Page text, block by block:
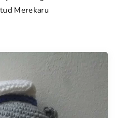
Merekaru